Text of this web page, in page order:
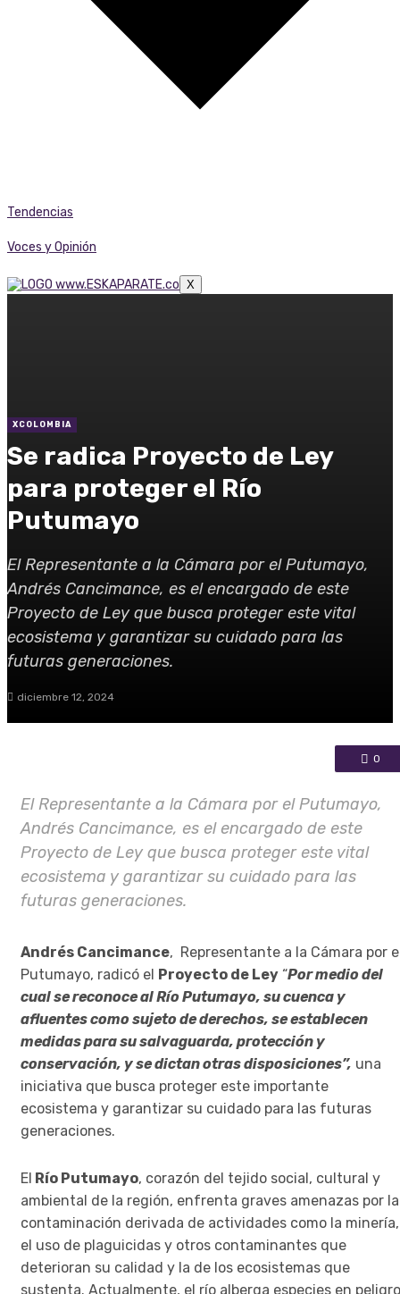
Tendencias
Voces y Opinión
X
XCOLOMBIA
Se radica Proyecto de Ley
para proteger el Río
Putumayo
El Representante a la Cámara por el Putumayo,
Andrés Cancimance, es el encargado de este
Proyecto de Ley que busca proteger este vital
ecosistema y garantizar su cuidado para las
futuras generaciones.
diciembre 12, 2024
0
El Representante a la Cámara por el Putumayo,
Andrés Cancimance, es el encargado de este
Proyecto de Ley que busca proteger este vital
ecosistema y garantizar su cuidado para las
futuras generaciones.
Andrés Cancimance, Representante a la Cámara por
Putumayo, radicó el Proyecto de Ley “Por medio del
cual se reconoce al Río Putumayo, su cuenca y
afluentes como sujeto de derechos, se establecen
medidas para su salvaguarda, protección y
conservación, y se dictan otras disposiciones”, una
iniciativa que busca proteger este importante
ecosistema y garantizar su cuidado para las futuras
generaciones.
El Río Putumayo, corazón del tejido social, cultural y
ambiental de la región, enfrenta graves amenazas por la
contaminación derivada de actividades como la minería,
el uso de plaguicidas y otros contaminantes que
deterioran su calidad y la de los ecosistemas que
sustenta. Actualmente, el río alberga especies en peligro